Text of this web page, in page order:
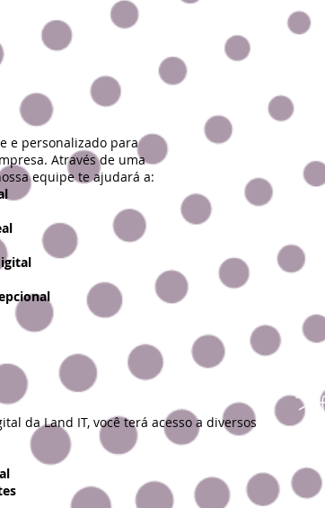
e personalizado para
Através de uma
equipe te ajudará a:
da Land IT, você terá acesso a diversos